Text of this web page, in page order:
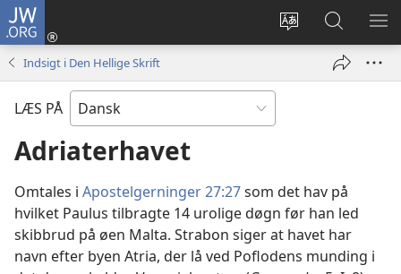
JW.ORG
Vælg
Log
på
vindue)
Søg
på
JW.ORG
VIS
Indsigt i Den Hellige Skrift
LÆS PÅ
Adriaterhavet
Omtales i Apostelgerninger 27:27som det hav på
hvilket Paulus tilbragte 14 urolige døgn før han led
skibbrud på øen Malta. Strabon siger at havet har
navn efter byen Atria, der lå ved Poflodens munding i